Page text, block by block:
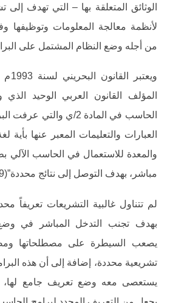
الوثائق المتعلقة بها – التي تهدف
لأنظمة معالجة المعلومات وتوظيفها
من أجله وضع النظام المشتمل على
المؤلف القانون العربي الوحيد الذي
الحاسب في المادة 2/ي
العبارات والتعليمات المعبر عنها بأية
والمعدة للاستعمال في الحاسب الآلي
مباشر، بهدف التوصل إلى نتائج محددة”(19).
لم تتناول غالبية التشريعات تعريفاً
بهدف تجنب التدخل المباشر في وضع
يصعب السيطرة على مصطلحاتها
تشريعية محددة، إضافة إلى أن هذه
يستعصى معه وضع تعريف جامع لها،